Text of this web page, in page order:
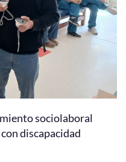
sociolaboral
discapacidad